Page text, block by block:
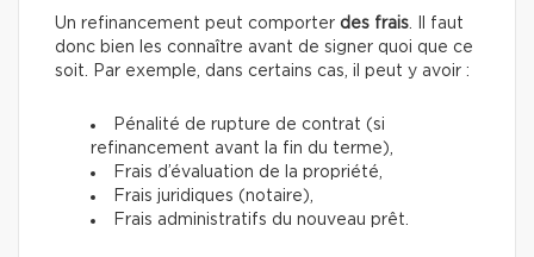
Un refinancement peut comporter des frais. Il faut
donc bien les connaître avant de signer quoi que ce
soit. Par exemple, dans certains cas, il peut y avoir :
Pénalité de rupture de contrat (si
refinancement avant la fin du terme),
Frais d’évaluation de la propriété,
Frais juridiques (notaire),
Frais administratifs du nouveau prêt.